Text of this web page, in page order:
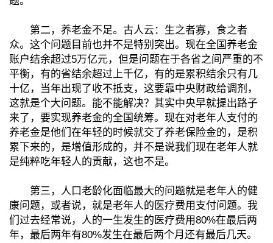
第二，养老金不足。古人云：生之者寡，食之者
众。这个问题目前也并不是特别突出。现在全国养老金
账户结余超过5万亿元，但是问题在于各省之间严重的不
平衡，有的省结余超过上千亿，有的是累积结余只有几
十亿，当年出现了收不抵支，这要靠中央财政给调剂，
这就是个大问题。能不能解决？其实中央早就提出路子
来了，要实现养老金的全国统筹。现在对老年人支付的
养老金是他们在年轻的时候就交了养老保险金的，是积
累下来的，是增值形成的，并不是说我们现在老年人就
是纯粹吃年轻人的贡献，这也不是。
第三，人口老龄化面临最大的问题就是老年人的健
康问题，或者说，就是老年人的医疗费用支付问题。我
们过去经常说，人的一生发生的医疗费用80%在最后两
年，最后两年有80%发生在最后两个月还有最后几天。